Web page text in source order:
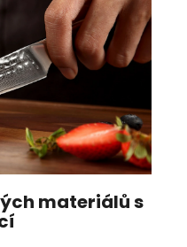
materiálů s